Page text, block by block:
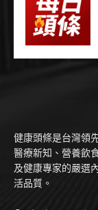
健康頭條是台灣領
醫療新知、營養飲
及健康專家的嚴選
活品質。